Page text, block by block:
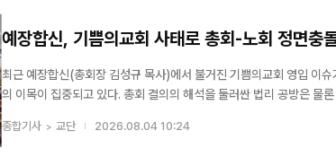
예장합신, 기쁨의교회 사태로 총회-노회 정면충
최근 예장합신(총회장 김성규 목사)에서 불거진 기쁨의교회 영입 이
의 이목이 집중되고 있다. 총회 결의의 해석을 둘러싼 법리 공방은 물론 회의록 작성의 적법성, 총회상설재판국 판결의 정당
성, 총회 의사정족수 문제까지 잇달아 제기되면서 갈등은 최고조로 치
록까지 공개하며 정면 반박...
종합기사 교단 2026.08.04 10:24